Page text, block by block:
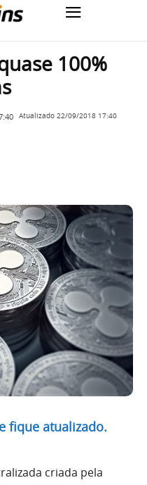
100%
Atualizado 22/09/2018 17:40
fique atualizado.
criada pela